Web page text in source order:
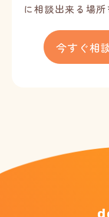
に相談出来る場所
今すぐ相